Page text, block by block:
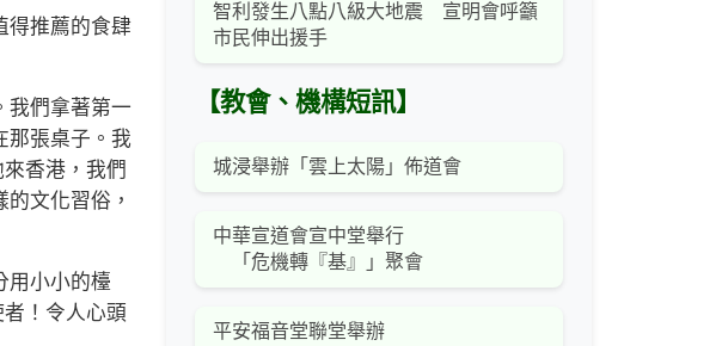
推薦的食肆
們拿著第一
那張桌子。我
香港，我們
文化習俗，
小小的檯
！令人心頭
智利發生八點八級大地震 宣明會呼籲
市民伸出援手
【教會、機構短訊】
城浸舉辦「雲上太陽」佈道會
中華宣道會宣中堂舉行
「危機轉『基』」聚會
平安福音堂聯堂舉辦